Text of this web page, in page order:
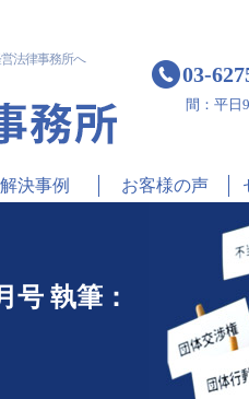
法律事務所へ
03-
間：平日
解決事例 お客様の声
号 執筆：